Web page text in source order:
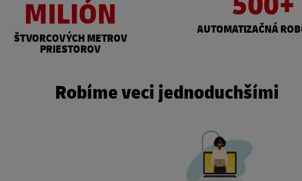
MILIÓN
ŠTVORCOVÝCH METROV
PRIESTOROV
AUTOMATIZAČNÁ
Robíme veci jednoduchšími